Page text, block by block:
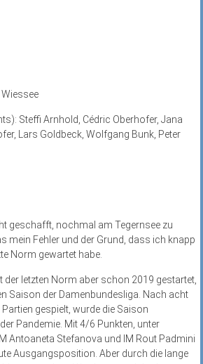
Steffi Arnhold, Cédric Oberhofer, Jana
Lars Goldbeck, Wolfgang Bunk, Peter
geschafft, nochmal am Tegernsee zu
mein Fehler und der Grund, dass ich knapp
Norm gewartet habe.
letzten Norm aber schon 2019 gestartet,
Saison der Damenbundesliga. Nach acht
gespielt, wurde die Saison
Pandemie. Mit 4/6 Punkten, unter
Antoaneta Stefanova und IM Rout Padmini
Ausgangsposition. Aber durch die lange